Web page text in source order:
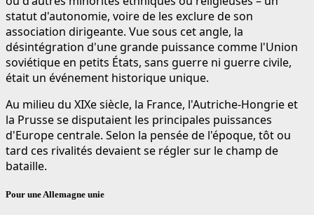
statut d'autonomie, voire de les exclure de son
association dirigeante. Vue sous cet angle, la
désintégration d'une grande puissance comme l'Union
soviétique en petits États, sans guerre ni guerre civile,
était un événement historique unique.
Au milieu du XIXe siècle, la France, l'Autriche-Hongrie et
la Prusse se disputaient les principales puissances
d'Europe centrale. Selon la pensée de l'époque, tôt ou
tard ces rivalités devaient se régler sur le champ de
bataille.
Pour une Allemagne unie